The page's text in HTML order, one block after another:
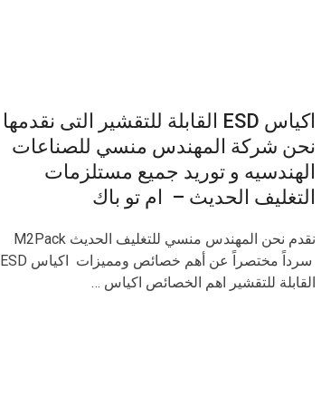
اكياس ESD القابلة للتقشير التى نقدمها
نحن شركة المهندس منسي للصناعات
الهندسيه و توريد جميع مستلزمات
التغليف الحديث – ام تو باك
نقدم نحن المهندس منسي للتغليف الحديث M2Pack
سرداً مختصراً عن أهم خصائص ومميزات اكياس ESD
القابلة للتقشير اهم الخصائص اكياس …